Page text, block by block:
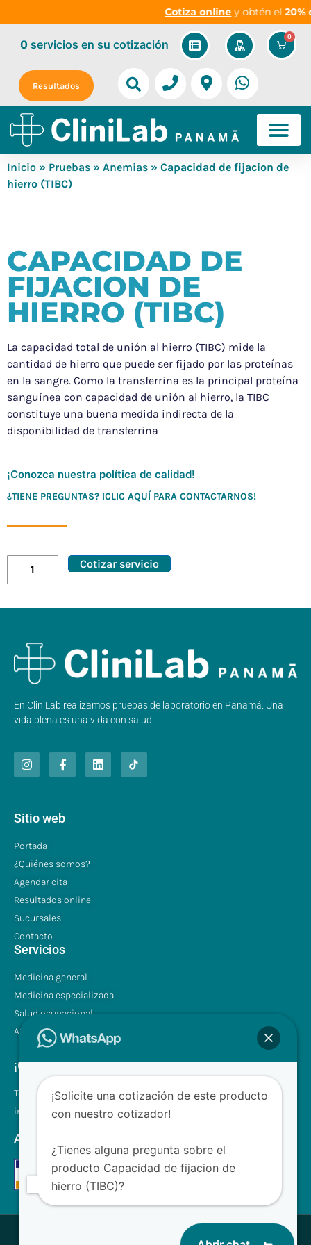
Cotiza onliney obtén el20%
0
0servicios en su cotización
Resultados
Inicio » Pruebas » Anemias » Capacidad de fijacion de
hierro (TIBC)
CAPACIDAD DE
FIJACION DE
HIERRO (TIBC)
La capacidad total de unión al hierro (TIBC) mide la
cantidad de hierro que puede ser fijado por las proteínas
en la sangre. Como la transferrina es la principal proteína
sanguínea con capacidad de unión al hierro, la TIBC
constituye una buena medida indirecta de la
disponibilidad de transferrina
¡Conozca nuestra política de calidad!
¿TIENE PREGUNTAS? ¡CLIC AQUÍ PARA CONTACTARNOS!
Cotizar servicio
En CliniLab realizamos pruebas de laboratorio en Panamá. Una
vida plena es una vida con salud.
Sitio web
Portada
¿Quiénes somos?
Agendar cita
Resultados online
Sucursales
Contacto
Servicios
Medicina general
Medicina especializada
Salud ocupacional
Atención a domicilio
¡Contáctenos!
Tel.: +507 310 0680/81
info@clinilabpanama.com
Aceptamos
® CliniLab - Todos los derechos reservados
¡Solicite una cotización de este producto
con nuestro cotizador!
¿Tienes alguna pregunta sobre el
producto Capacidad de fijacion de
hierro (TIBC)?